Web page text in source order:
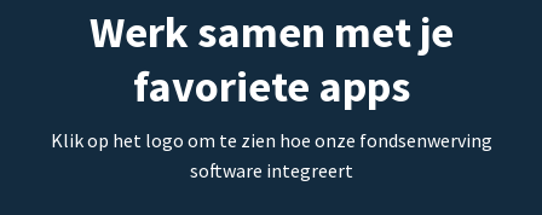
Werk samen met je
favoriete apps
Klik op het logo om te zien hoe onze fondsenwerving
software integreert